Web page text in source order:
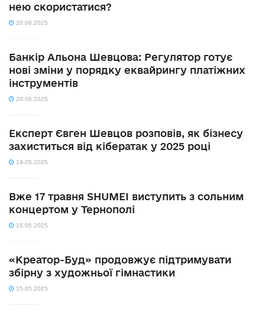
нею скористатися?
20.06.2025
Банкір Альона Шевцова: Регулятор готує
нові зміни у порядку еквайрингу платіжних
інструментів
20.06.2025
Експерт Євген Шевцов розповів, як бізнесу
захиститься від кібератак у 2025 році
19.05.2025
Вже 17 травня SHUMEI виступить з сольним
концертом у Тернополі
15.05.2025
«Креатор-Буд» продовжує підтримувати
збірну з художньої гімнастики
15.05.2025